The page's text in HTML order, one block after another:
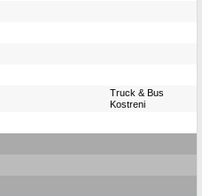
Truck & Bus
Kostreni